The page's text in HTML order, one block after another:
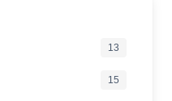
13
15